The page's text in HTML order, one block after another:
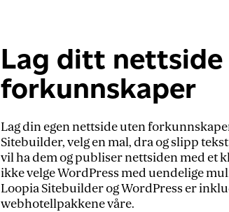
Lag ditt nettside
forkunnskaper
Lag din egen nettside uten
Sitebuilder, velg en mal, dra og slipp
vil ha dem og publiser nettsiden med et
ikke velge WordPress med uendelige
Loopia Sitebuilder og WordPress er
webhotellpakkene våre.